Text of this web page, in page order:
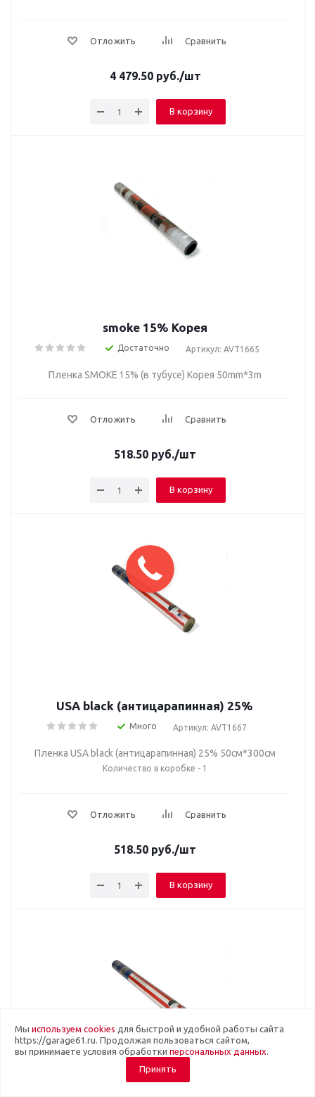
Отложить Сравнить
4 479.50руб./шт
В корзину
smoke 15% Корея
Достаточно Артикул: AVT1665
Пленка SMOKE 15% (в тубусе) Корея 50mm*3m
Отложить Сравнить
518.50 руб./шт
В корзину
USA black (антицарапинная) 25%
Много Артикул: AVT1667
Пленка USA black (антицарапинная) 25% 50см*300см
Количество в коробке - 1
Отложить Сравнить
518.50 руб./шт
В корзину
Мы используем cookies для быстрой и удобной работы сайта
https://garage61.ru. Продолжая пользоваться сайтом,
вы принимаете условия обработки персональных данных.
Принять